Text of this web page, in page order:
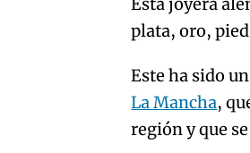
artículoplata, oro,
Este ha sido
La Mancha,
región y que